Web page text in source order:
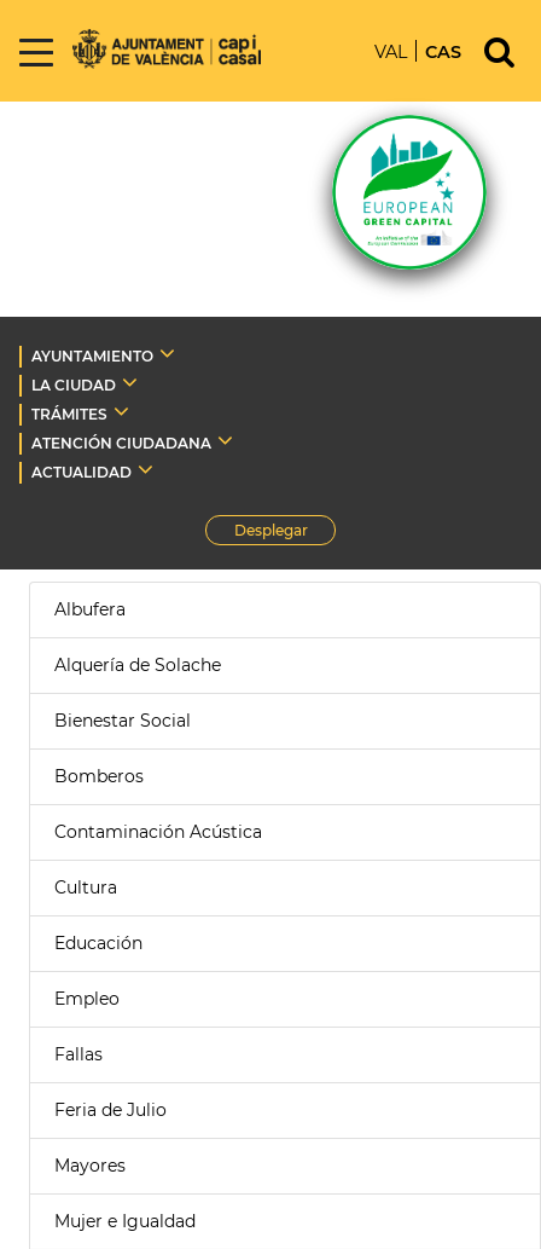
VAL CAS
AYUNTAMIENTO
LA CIUDAD
TRÁMITES
ATENCIÓN CIUDADANA
ACTUALIDAD
Desplegar
Albufera
Alquería de Solache
Bienestar Social
Bomberos
Contaminación Acústica
Cultura
Educación
Empleo
Fallas
Feria de Julio
Mayores
Mujer e Igualdad